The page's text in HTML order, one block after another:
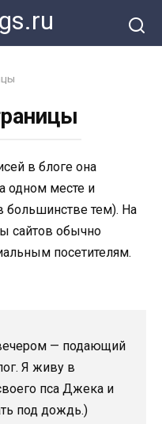
в блоге она
одном месте и
большинстве тем). На
сайтов обычно
посетителям.
— подающий
Я живу в
пса Джека и
под дождь.)